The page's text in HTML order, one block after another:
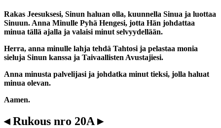
Rakas Jeesuksesi, Sinun haluan olla, kuunnella Sinua ja luottaa
Sinuun. Anna Minulle Pyhä Hengesi, jotta Hän johdattaa
minua tällä ajalla ja valaisi minut selvyydellään.
Herra, anna minulle lahja tehdä Tahtosi ja pelastaa monia
sieluja Sinun kanssa ja Taivaallisten Avustajiesi.
Anna minusta palvelijasi ja johdatka minut tieksi, jolla haluat
minua olevan.
Aamen.
◂ Rukous nro 20A ▸